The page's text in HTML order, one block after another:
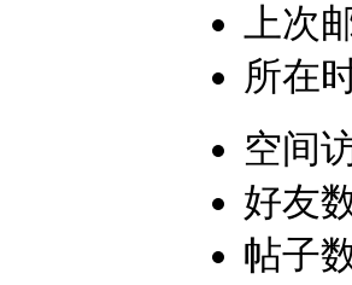
上次
所在
空间
好友
帖子